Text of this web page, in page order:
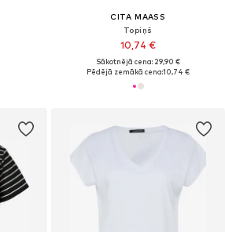
CITA MAASS
Topiņš
10,74 €
Sākotnējā cena: 29,90 €
Pēdējā zemākā cena:10,74 €